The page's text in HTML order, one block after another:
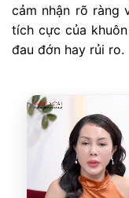
cảm nhận rõ ràng
tích cực của
đau đớn hay rủi ro.